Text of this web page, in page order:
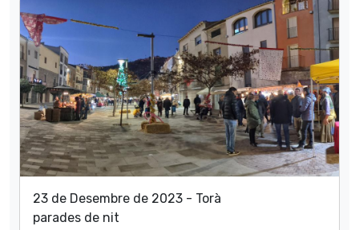
23 de Desembre de 2023 - Torà
parades de nit